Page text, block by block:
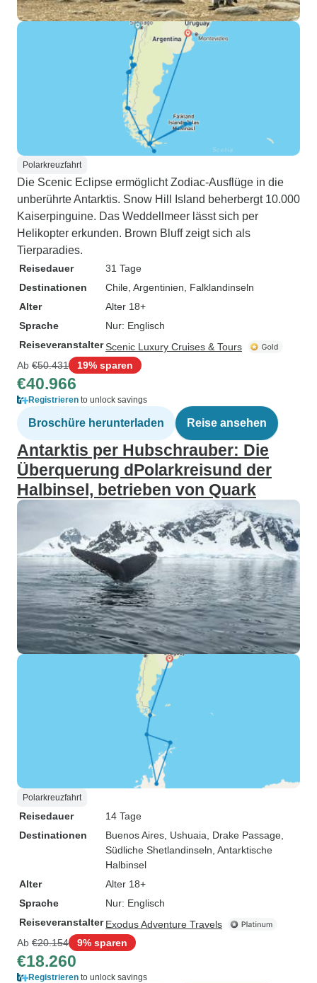
Polarkreuzfahrt
Die Scenic Eclipse ermöglicht Zodiac-Ausflüge in die
unberührte Antarktis. Snow Hill Island beherbergt 10.000
Kaiserpinguine. Das Weddellmeer lässt sich per
Helikopter erkunden. Brown Bluff zeigt sich als
Tierparadies.
Reisedauer
31 Tage
Destinationen
Chile , Argentinien , Falklandinseln
Alter
Alter 18+
Sprache
Nur: Englisch
ReiseveranstalterScenic Luxury Cruises & Tours
Ab €50.431 19% sparen
€40.966
Registrieren to unlock savings
Broschüre herunterladen Reise ansehen
Antarktis per Hubschrauber: Die
Überquerung dPolarkreisund der
Halbinsel, betrieben von Quark
Polarkreuzfahrt
Reisedauer
14 Tage
Destinationen
Buenos Aires , Ushuaia , Drake Passage
Südliche Shetlandinseln , Antarktische
Halbinsel
Alter
Alter 18+
Sprache
Nur: Englisch
Reiseveranstalter Exodus Adventure Travels
Ab €20.154 9% sparen
€18.260
Registrieren to unlock savings